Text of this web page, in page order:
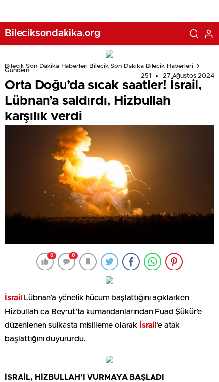
Bileciksondakika.org
Bilecik Son Dakika Haberleri Bilecik Son Dakika Bilecik Haberleri
Gündem
251
27 Ağustos 2024
Orta Doğu’da sıcak saatler! İsrail,
Lübnan’a saldırdı, Hizbullah
karşılık verdi
0 0
İsrail
Lübnan’a yönelik hücum başlattığını açıklarken
Hizbullah da Beyrut’ta kumandanlarından Fuad Şükür’e
düzenlenen suikasta misilleme olarak İsrail ‘e atak
başlattığını duyururdu.
İSRAİL, HİZBULLAH’I VURMAYA BAŞLADI